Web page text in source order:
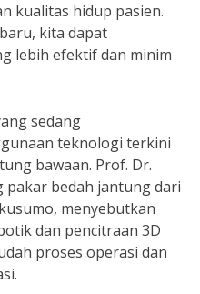
kualitas hidup pasien.
kita dapat
lebih efektif dan minim
sedang
teknologi terkini
bawaan. Prof. Dr.
pakar bedah jantung dari
menyebutkan
dan pencitraan 3D
proses operasi dan